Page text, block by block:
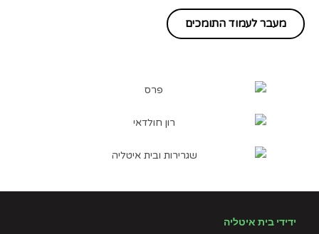
מעבר לעמוד התומכים
ידידי בית איטליה